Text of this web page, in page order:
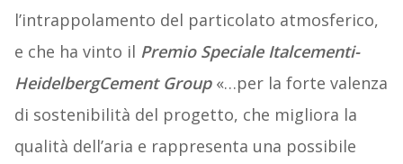
l’intrappolamento del particolato atmosferico,
e che ha vinto il Premio Speciale Italcementi-
HeidelbergCement Group«…per la forte valenza
di sostenibilità del progetto, che migliora la
qualità dell’aria e rappresenta una possibile